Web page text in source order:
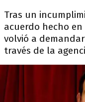
Tras un
acuerdo hecho en
volvió a
través de la